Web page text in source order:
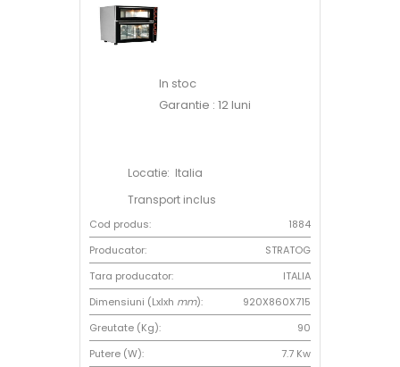
In stoc
Garantie : 12 luni
Locatie: Italia
Transport inclus
Cod produs:
1884
Producator:
STRATOG
Tara producator:
ITALIA
Dimensiuni (Lxlxh mm):
920X860X715
Greutate (Kg):
90
Putere (W):
7.7 Kw